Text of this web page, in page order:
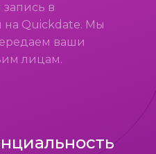
запись в
на Quickdate. Мы
ваши
лицам.